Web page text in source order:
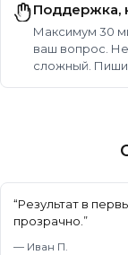
Поддержка,
Максимум 30
ваш вопрос.
сложный.
“Результат в
прозрачно. ”
— Иван П.